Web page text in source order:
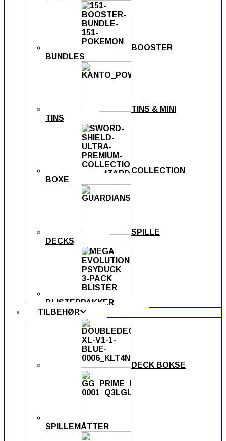
BOOSTER
BUNDLES
TINS & MINI
TINS
COLLECTION
BOXE
SPILLE
DECKS
BLISTERPAKKER
TILBEHØR
DECK BOKSE
SPILLEMÅTTER